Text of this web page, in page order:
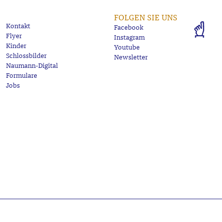
Kontakt
Flyer
Kinder
Schlossbilder
Naumann-Digital
Formulare
Jobs
FOLGEN SIE UNS
Facebook
Instagram
Youtube
Newsletter